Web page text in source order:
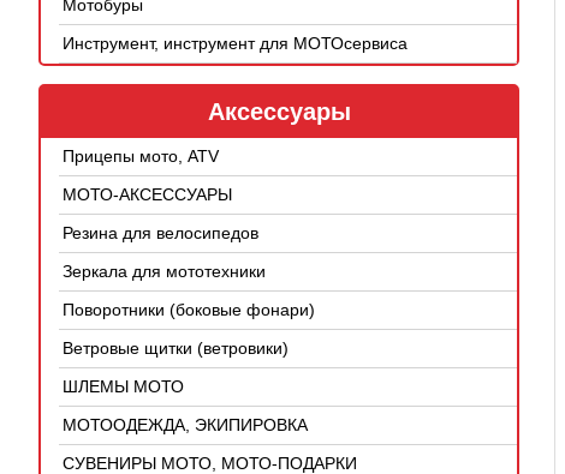
Мотобуры
Инструмент, инструмент для МОТОсервиса
Аксессуары
Прицепы мото, ATV
МОТО-АКСЕССУАРЫ
Резина для велосипедов
Зеркала для мототехники
Поворотники (боковые фонари)
Ветровые щитки (ветровики)
ШЛЕМЫ МОТО
МОТООДЕЖДА, ЭКИПИРОВКА
СУВЕНИРЫ МОТО, МОТО-ПОДАРКИ